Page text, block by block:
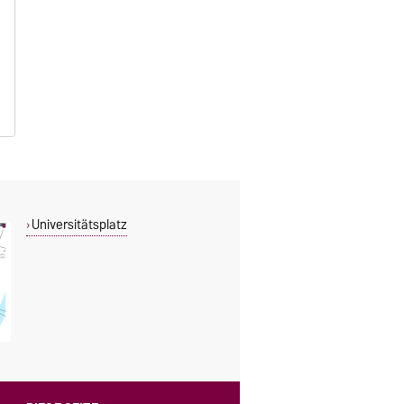
Universitätsplatz